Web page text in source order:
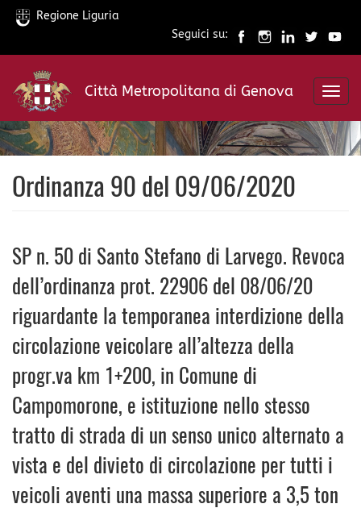
Salta
contenuto
principale
Regione Liguria
Seguici su:
Città Metropolitana di Genova
Ordinanza 90 del 09/06/2020
SP n. 50 di Santo Stefano di Larvego. Revoca
dell’ordinanza prot. 22906 del 08/06/20
riguardante la temporanea interdizione della
circolazione veicolare all’altezza della
progr.va km 1+200, in Comune di
Campomorone, e istituzione nello stesso
tratto di strada di un senso unico alternato a
vista e del divieto di circolazione per tutti i
veicoli aventi una massa superiore a 3,5 ton